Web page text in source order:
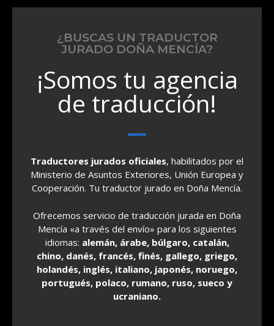
¿BUSCAS UN TRADUCTOR
JURADO DOÑA MENCÍA?
¡Somos tu agencia
de traducción!
Traductores jurados oficiales, habilitados por el
Ministerio de Asuntos Exteriores, Unión Europea y
Cooperación. Tu traductor jurado en Doña Mencía.
Ofrecemos servicio de traducción jurada en Doña
Mencía «a través del envío» para los siguientes
idiomas: alemán, árabe, búlgaro, catalán,
chino, danés, francés, finés, gallego, griego,
holandés, inglés, italiano, japonés, noruego,
portugués, polaco, rumano, ruso, sueco y
ucraniano.